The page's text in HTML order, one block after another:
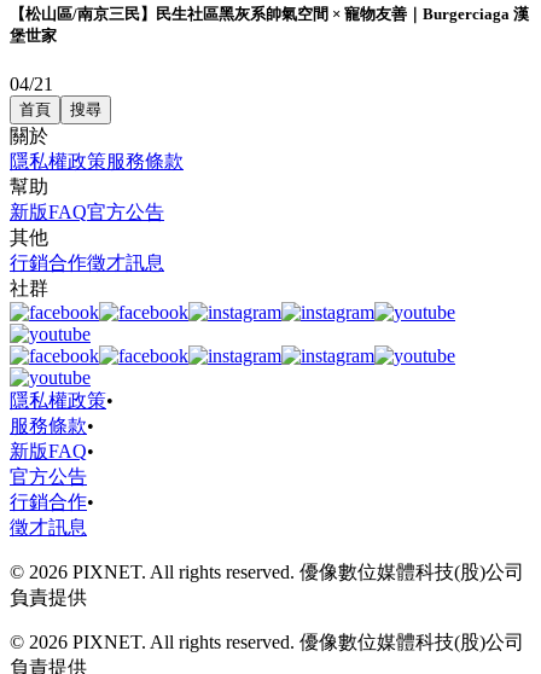
【松山區/南京三民】民生社區黑灰系帥氣空間 × 寵物友善｜Burgerciaga 漢
堡世家
04/21
首頁 搜尋
關於
隱私權政策服務條款
幫助
新版FAQ官方公告
其他
行銷合作徵才訊息
社群
隱私權政策•
服務條款•
新版FAQ•
官方公告
行銷合作•
徵才訊息
© 2026 PIXNET. All rights reserved. 優像數位媒體科技(股)公司
負責提供
© 2026 PIXNET. All rights reserved. 優像數位媒體科技(股)公司
負責提供